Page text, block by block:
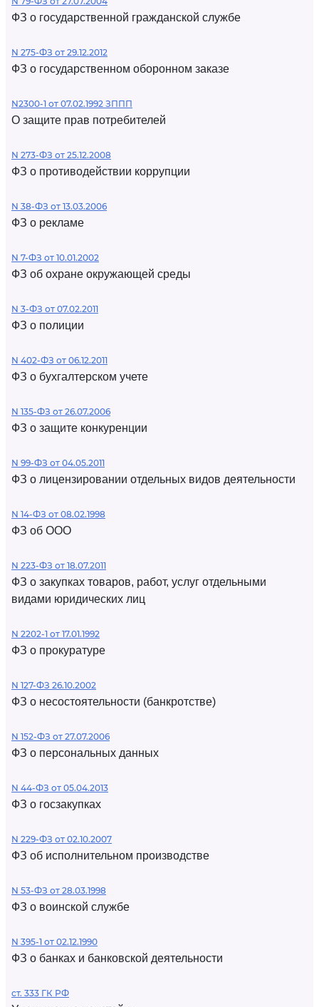
ФЗ о государственной гражданской службе
N 275-ФЗ от 29.12.2012
ФЗ о государственном оборонном заказе
N2300-1 от 07.02.1992 ЗППП
О защите прав потребителей
N 273-ФЗ от 25.12.2008
ФЗ о противодействии коррупции
N 38-ФЗ от 13.03.2006
ФЗ о рекламе
N 7-ФЗ от 10.01.2002
ФЗ об охране окружающей среды
N 3-ФЗ от 07.02.2011
ФЗ о полиции
N 402-ФЗ от 06.12.2011
ФЗ о бухгалтерском учете
N 135-ФЗ от 26.07.2006
ФЗ о защите конкуренции
N 99-ФЗ от 04.05.2011
ФЗ о лицензировании отдельных видов деятельности
N 14-ФЗ от 08.02.1998
ФЗ об ООО
N 223-ФЗ от 18.07.2011
ФЗ о закупках товаров, работ, услуг отдельными
видами юридических лиц
N 2202-1 от 17.01.1992
ФЗ о прокуратуре
N 127-ФЗ 26.10.2002
ФЗ о несостоятельности (банкротстве)
N 152-ФЗ от 27.07.2006
ФЗ о персональных данных
N 44-ФЗ от 05.04.2013
ФЗ о госзакупках
N 229-ФЗ от 02.10.2007
ФЗ об исполнительном производстве
N 53-ФЗ от 28.03.1998
ФЗ о воинской службе
N 395-1 от 02.12.1990
ФЗ о банках и банковской деятельности
ст. 333 ГК РФ